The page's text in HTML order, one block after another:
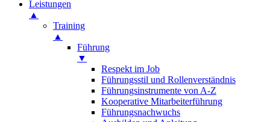
Leistungen
▲
Training
▲
Führung
▼
Respekt im Job
Führungsstil und Rollenverständnis
Führungsinstrumente von A-Z
Kooperative Mitarbeiterführung
Führungsnachwuchs